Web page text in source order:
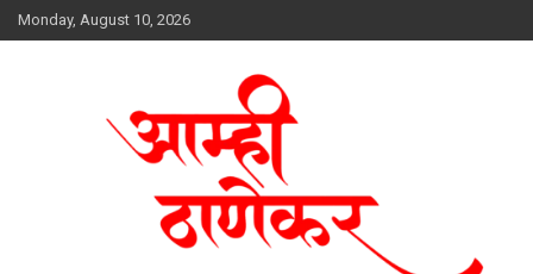
Skip
to
Monday, August 10, 2026